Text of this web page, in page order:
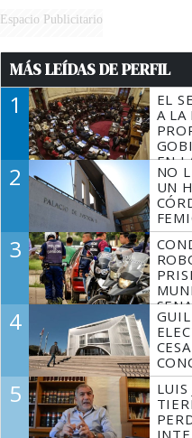
Espacio Publicitario
MÁS LEÍDAS DE PERFIL
1
EL
A LA
EN
2
NO
UN
3
4
5
LUIS